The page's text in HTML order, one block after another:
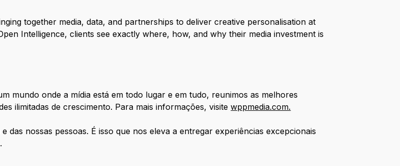
together media, data, and partnerships to deliver creative personalisation at
Intelligence, clients see exactly where, how, and why their media investment is
mundo onde a mídia está em todo lugar e em tudo, reunimos as melhores
ilimitadas de crescimento. Para mais informações, visitewppmedia.com.
das nossas pessoas. É isso que nos eleva a entregar experiências excepcionais